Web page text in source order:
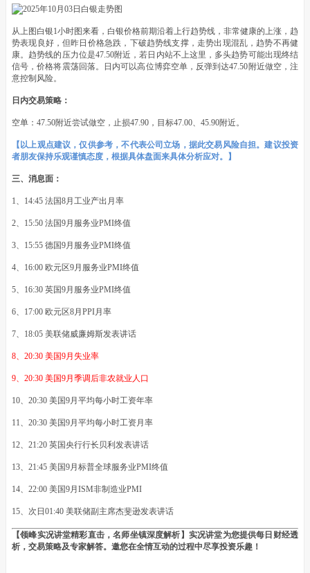
从上图白银1小时图来看，白银价格前期沿着上行趋势线，非常健康的上涨，趋
势表现良好，但昨日价格急跌，下破趋势线支撑，走势出现混乱，趋势不再健
康。趋势线的压力位是47.50附近，若日内站不上这里，多头趋势可能出现终结
信号，价格将震荡回落。日内可以高位博弈空单，反弹到达47.50附近做空，注
意控制风险。
日内交易策略：
空单：47.50附近尝试做空，止损47.90，目标47.00、45.90附近。
【以上观点建议，仅供参考，不代表公司立场，据此交易风险自担。建议投资
者朋友保持乐观谨慎态度，根据具体盘面来具体分析应对。】
三、消息面：
1、14:45 法国8月工业产出月率
2、15:50 法国9月服务业PMI终值
3、15:55 德国9月服务业PMI终值
4、16:00 欧元区9月服务业PMI终值
5、16:30 英国9月服务业PMI终值
6、17:00 欧元区8月PPI月率
7、18:05 美联储威廉姆斯发表讲话
8、20:30 美国9月失业率
9、20:30 美国9月季调后非农就业人口
10、20:30 美国9月平均每小时工资年率
11、20:30 美国9月平均每小时工资月率
12、21:20 英国央行行长贝利发表讲话
13、21:45 美国9月标普全球服务业PMI终值
14、22:00 美国9月ISM非制造业PMI
15、次日01:40 美联储副主席杰斐逊发表讲话
【领峰实况讲堂精彩直击，名师坐镇深度解析】实况讲堂为您提供每日财经透
析，交易策略及专家解答。邀您在全情互动的过程中尽享投资乐趣！